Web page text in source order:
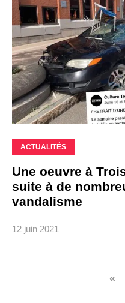
ACTUALITÉS
Une oeuvre à
suite à de
vandalisme
12 juin 2021
«